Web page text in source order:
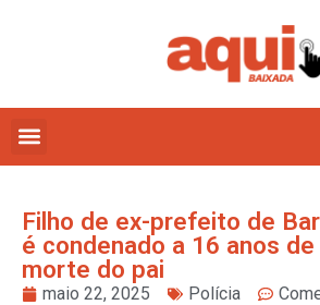
Filho de ex-prefeito de
é condenado a 16 anos
morte do pai
maio 22, 2025 Polícia